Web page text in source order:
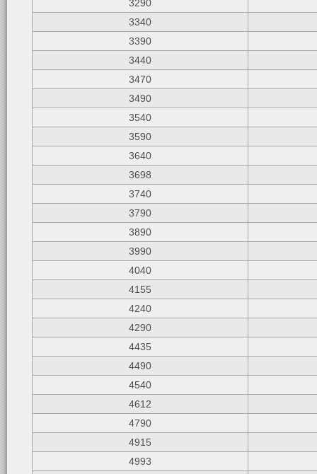
3290
3340
3390
3440
3470
3490
3540
3590
3640
3698
3740
3790
3890
3990
4040
4155
4240
4290
4435
4490
4540
4612
4790
4915
4993